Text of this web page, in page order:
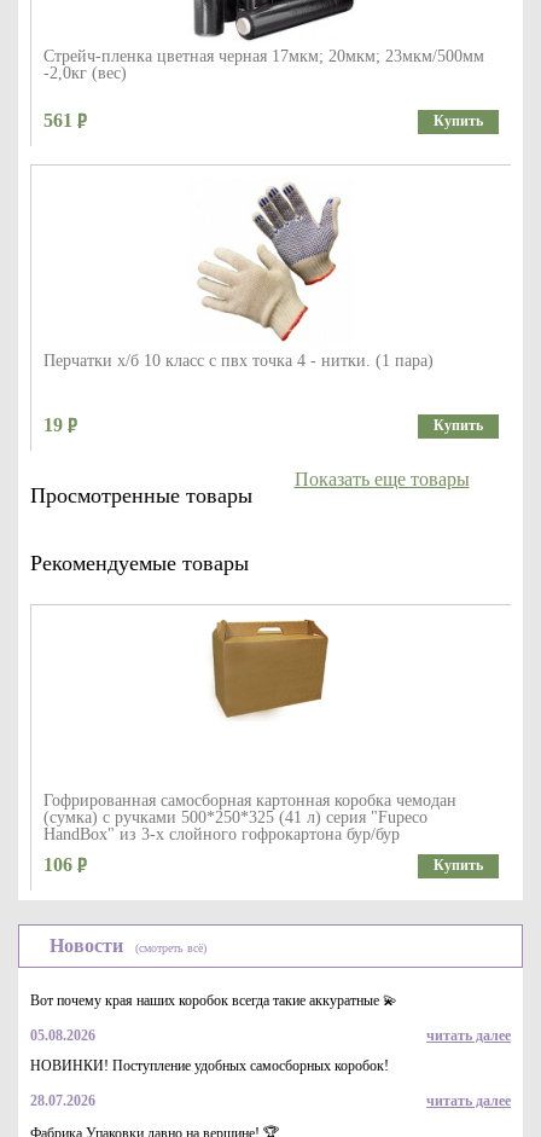
Стрейч-пленка цветная черная 17мкм; 20мкм; 23мкм/500мм
-2,0кг (вес)
561 Купить
Перчатки х/б 10 класс с пвх точка 4 - нитки. (1 пара)
19 Купить
Просмотренные товары
Рекомендуемые товары
Гофрированная самосборная картонная коробка чемодан
(сумка) с ручками 500*250*325 (41 л) серия "Fupeco
HandBox" из 3-х слойного гофрокартона бур/бур
106 Купить
Гофрированная коробка 425*330*120 самосборная из 3-х
слойного гофрокартона бел/бур для маркетплейсов
Показать еще товары
Новости (смотреть всё)
Вот почему края наших коробок всегда такие аккуратные 💫
05.08.2026
читать далее
НОВИНКИ! Поступление удобных самосборных коробок!
28.07.2026
читать далее